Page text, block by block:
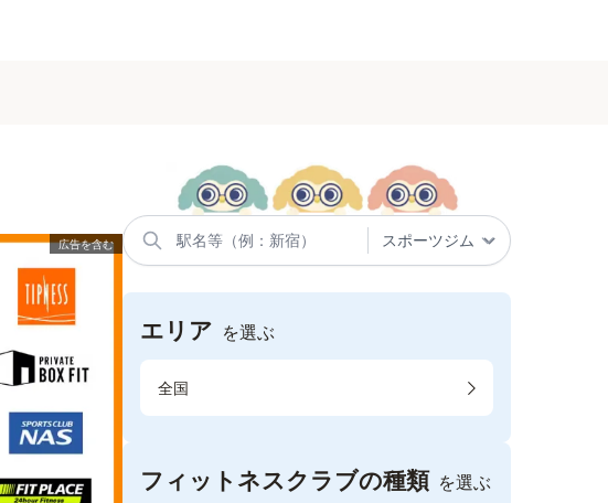
エリア を選ぶ
全国
フィットネスクラブの種類 を選ぶ